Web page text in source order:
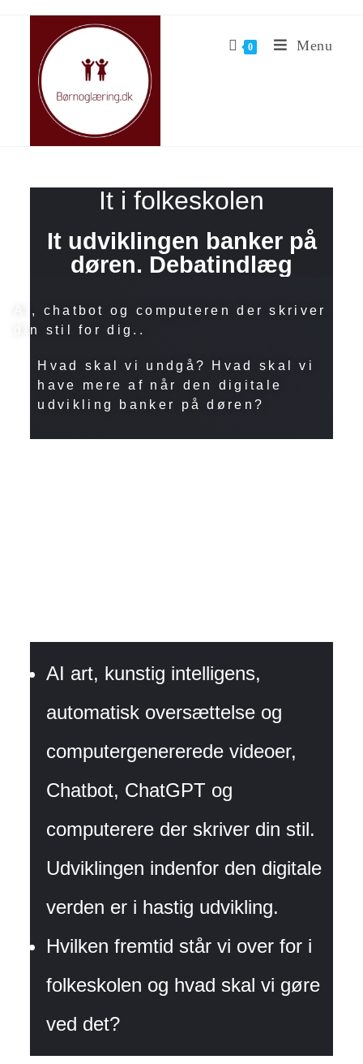
0 Menu
It i folkeskolen
It udviklingen banker på
døren. Debatindlæg
AI, chatbot og computeren der skriver
din stil for dig..
Hvad skal vi undgå? Hvad skal vi
have mere af når den digitale
udvikling banker på døren?
AI art, kunstig intelligens,
automatisk oversættelse og
computergenererede videoer,
Chatbot, ChatGPT og
computerere der skriver din stil.
Udviklingen indenfor den digitale
verden er i hastig udvikling.
Hvilken fremtid står vi over for i
folkeskolen og hvad skal vi gøre
ved det?